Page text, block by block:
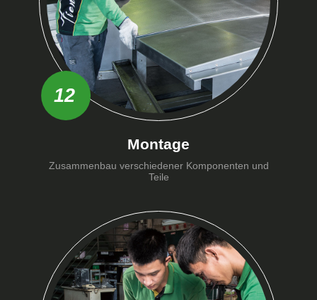
12
Montage
Zusammenbau verschiedener Komponenten und
Teile